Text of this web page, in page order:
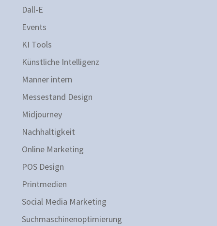
Dall-E
Events
KI Tools
Künstliche Intelligenz
Manner intern
Messestand Design
Midjourney
Nachhaltigkeit
Online Marketing
POS Design
Printmedien
Social Media Marketing
Suchmaschinenoptimierung